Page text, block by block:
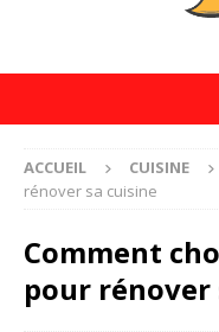
ACCUEIL CUISINE
rénover sa cuisine
Comment
pour rénover